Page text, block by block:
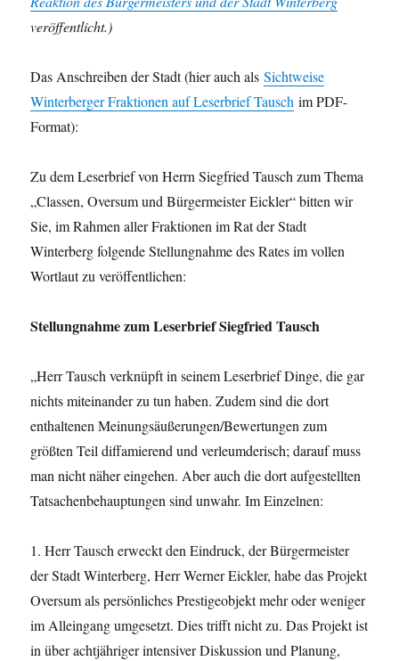
und
veröffentlicht.)
Das Anschreiben der Stadt (hier auch alsSichtweise
Winterberger Fraktionen auf Leserbrief Tausch im PDF-
Format):
Zu dem Leserbrief von Herrn Siegfried Tausch zum Thema
„Classen, Oversum und Bürgermeister Eickler“ bitten wir
Sie, im Rahmen aller Fraktionen im Rat der Stadt
Winterberg folgende Stellungnahme des Rates im vollen
Wortlaut zu veröffentlichen:
Stellungnahme zum Leserbrief Siegfried Tausch
„Herr Tausch verknüpft in seinem Leserbrief Dinge, die gar
nichts miteinander zu tun haben. Zudem sind die dort
enthaltenen Meinungsäußerungen/Bewertungen zum
größten Teil diffamierend und verleumderisch; darauf muss
man nicht näher eingehen. Aber auch die dort aufgestellten
Tatsachenbehauptungen sind unwahr. Im Einzelnen:
1. Herr Tausch erweckt den Eindruck, der Bürgermeister
der Stadt Winterberg, Herr Werner Eickler, habe das Projekt
Oversum als persönliches Prestigeobjekt mehr oder weniger
im Alleingang umgesetzt. Dies trifft nicht zu. Das Projekt ist
in über achtjähriger intensiver Diskussion und Planung,